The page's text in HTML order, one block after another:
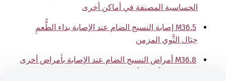
الحساسية المصنفة في أماكن أخرى
M36.5 إصابة النسيج الضام عند الإصابة بداء الطُّعمِ
حِيَال الثَّوي المزمن
M36.8 أمراض النسيج الضام عند الإصابة بأمراض أخرى